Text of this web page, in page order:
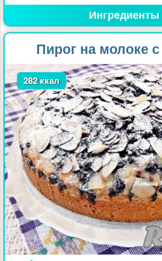
Ингредиенты
Пирог на молоке
282 ккал